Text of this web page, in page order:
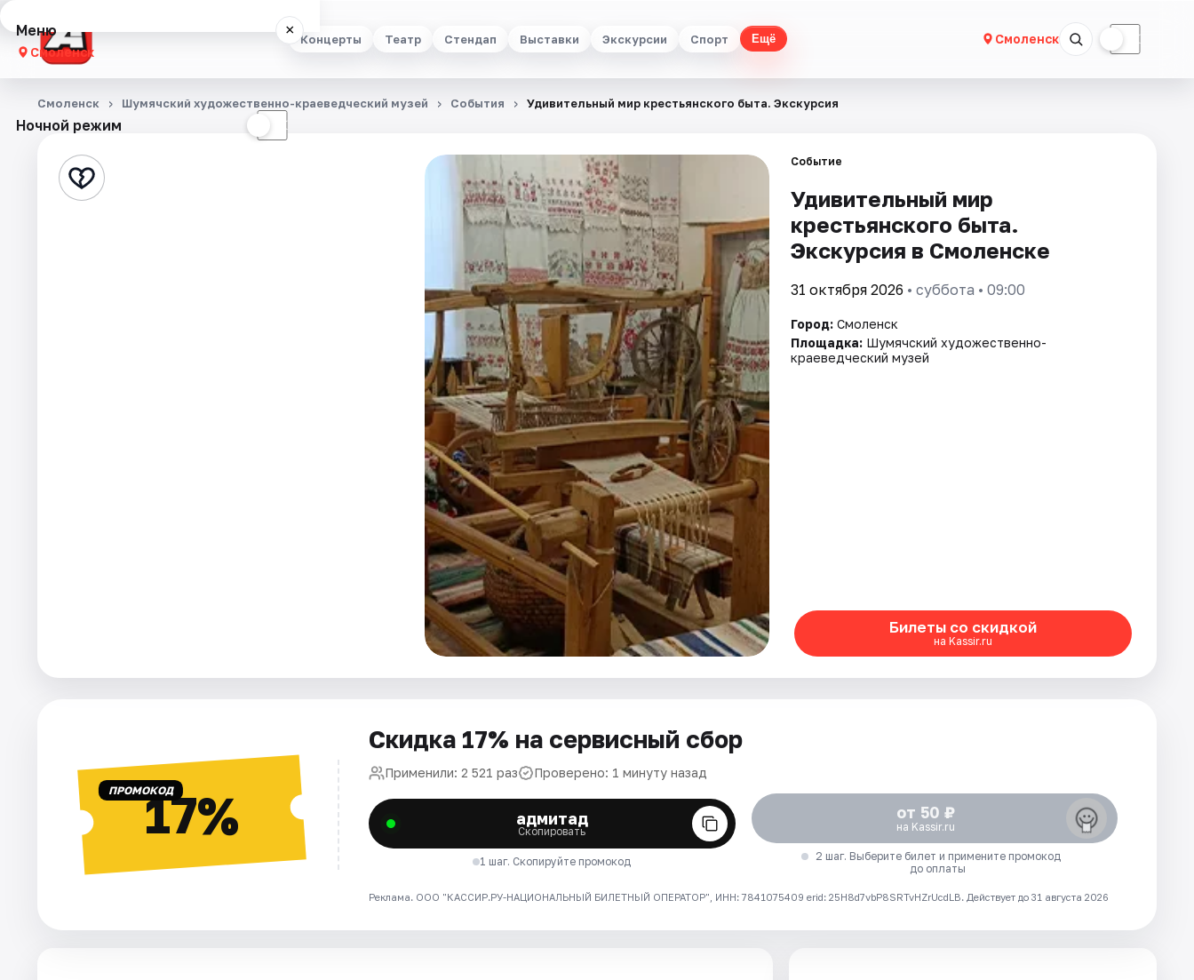
Концерты Театр Стендап Выставки Экскурсии Спорт Ещё Смоленск ☾
Меню ×
Смоленск
Концерты
Стендап
Ночной режим ☾
Смоленск Шумячский художественно-краеведческий музей События Удивительный мир крестьянского быта. Экскурсия
Событие
Удивительный мир
крестьянского быта.
Экскурсия в Смоленске
31 октября 2026 • суббота • 09:00
Город: Смоленск
Площадка: Шумячский художественно-
краеведческий музей
Билеты со скидкой
на Kassir.ru
ПРОМОКОД17%
Скидка 17% на сервисный сбор
Применили: 2 521 раз Проверено: 1 минуту назад
адмитад
Скопировать
1 шаг. Скопируйте промокод
от 50 ₽
на Kassir.ru
2 шаг. Выберите билет и примените промокод
до оплаты
Реклама. ООО "КАССИР.РУ-НАЦИОНАЛЬНЫЙ БИЛЕТНЫЙ ОПЕРАТОР", ИНН: 7841075409 erid: 25H8d7vbP8SRTvHZrUcdLB. Действует до 31 августа 2026